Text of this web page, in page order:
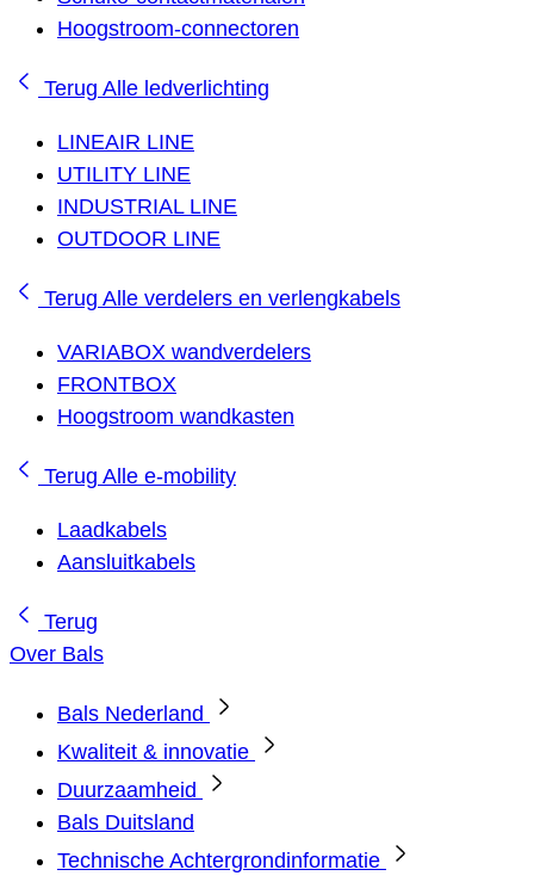
Hoogstroom-connectoren
Terug Alle ledverlichting
LINEAIR LINE
UTILITY LINE
INDUSTRIAL LINE
OUTDOOR LINE
Terug Alle verdelers en verlengkabels
VARIABOX wandverdelers
FRONTBOX
Hoogstroom wandkasten
Terug Alle e-mobility
Laadkabels
Aansluitkabels
Terug
Over Bals
Bals Nederland
Kwaliteit & innovatie
Duurzaamheid
Bals Duitsland
Technische Achtergrondinformatie